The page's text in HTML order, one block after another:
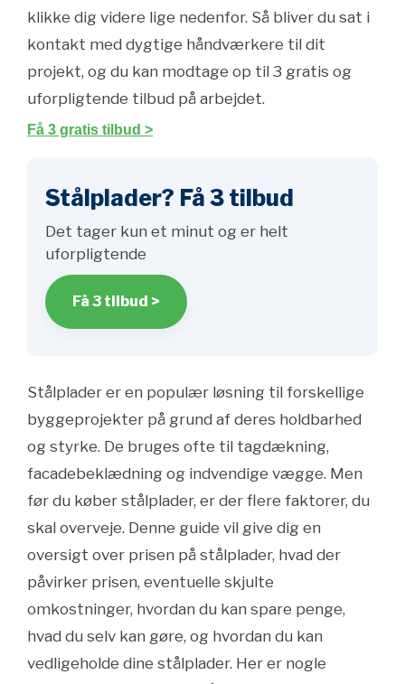
klikke dig videre lige nedenfor. Så bliver du sat i
kontakt med dygtige håndværkere til dit
projekt, og du kan modtage op til 3 gratis og
uforpligtende tilbud på arbejdet.
Få 3 gratis tilbud >
Stålplader? Få 3 tilbud
Det tager kun et minut og er helt
uforpligtende
Få 3 tilbud >
Stålplader er en populær løsning til forskellige
byggeprojekter på grund af deres holdbarhed
og styrke. De bruges ofte til tagdækning,
facadebeklædning og indvendige vægge. Men
før du køber stålplader, er der flere faktorer, du
skal overveje. Denne guide vil give dig en
oversigt over prisen på stålplader, hvad der
påvirker prisen, eventuelle skjulte
omkostninger, hvordan du kan spare penge,
hvad du selv kan gøre, og hvordan du kan
vedligeholde dine stålplader. Her er nogle